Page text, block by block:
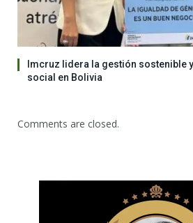
Imcruz lidera la gestión sostenible
social en Bolivia
Comments are closed.